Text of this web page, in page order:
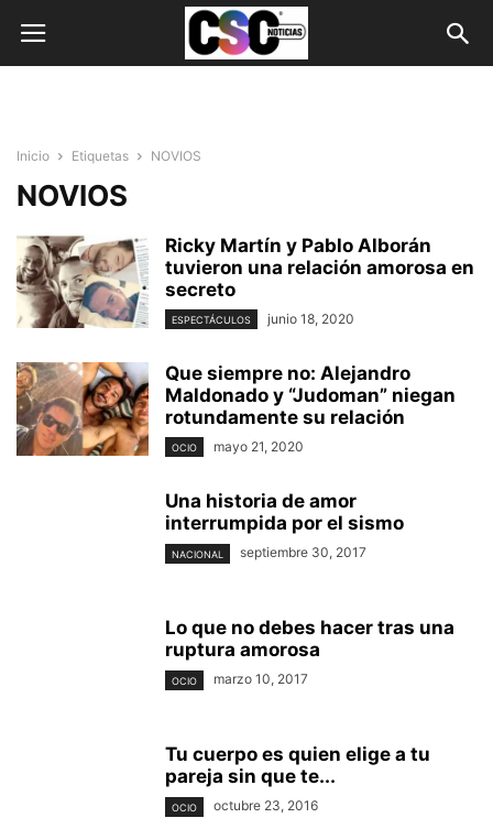
Inicio Etiquetas NOVIOS
NOVIOS
Ricky Martín y Pablo Alborán
tuvieron una relación amorosa en
secreto
ESPECTÁCULOS junio 18, 2020
Que siempre no: Alejandro
Maldonado y “Judoman” niegan
rotundamente su relación
OCIO mayo 21, 2020
Una historia de amor
interrumpida por el sismo
NACIONAL septiembre 30, 2017
Lo que no debes hacer tras una
ruptura amorosa
OCIO marzo 10, 2017
Tu cuerpo es quien elige a tu
pareja sin que te...
OCIO octubre 23, 2016